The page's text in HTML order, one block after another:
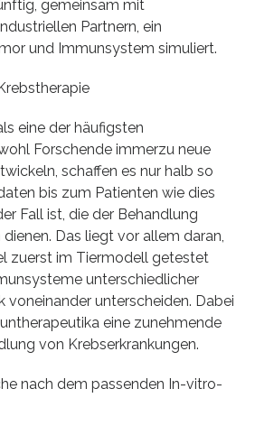
gemeinsam mit
Partnern, ein
und Immunsystem simuliert.
eine der häufigsten
Forschende immerzu neue
schaffen es nur halb so
bis zum Patienten wie dies
Fall ist, die der Behandlung
Das liegt vor allem daran,
zuerst im Tiermodell getestet
unterschiedlicher
voneinander unterscheiden. Dabei
eine zunehmende
von Krebserkrankungen.
nach dem passenden In-vitro-